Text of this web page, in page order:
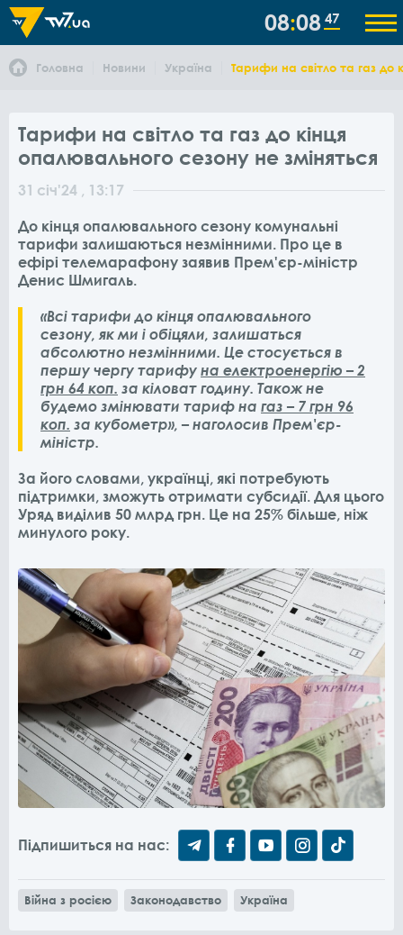
08 08 47
Головна Новини Україна Тарифи на світло та газ до
Тарифи на світло та газ до кінця
опалювального сезону не зміняться
31 січ'24 , 13:17
До кінця опалювального сезону комунальні
тарифи залишаються незмінними. Про це в
ефірі телемарафону заявив Прем'єр-міністр
Денис Шмигаль.
«Всі тарифи до кінця опалювального
сезону, як ми і обіцяли, залишаться
абсолютно незмінними. Це стосується в
першу чергу тарифу на електроенергію – 2
грн 64 коп. за кіловат годину. Також не
будемо змінювати тариф на газ – 7 грн 96
коп. за кубометр», – наголосив Прем'єр-
міністр.
За його словами, українці, які потребують
підтримки, зможуть отримати субсидії. Для цього
Уряд виділив 50 млрд грн. Це на 25% більше, ніж
минулого року.
Підпишиться на нас:
Війна з росією Законодавство Україна